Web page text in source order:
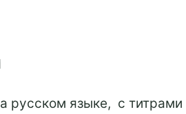
языке, с титрами